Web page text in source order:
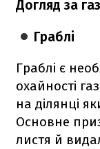
Догляд за
Граблі
Граблі є
охайності
на ділянці
Основне
листя й